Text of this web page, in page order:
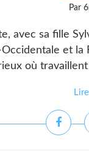
Par
avec sa fille
et la
où travaillent